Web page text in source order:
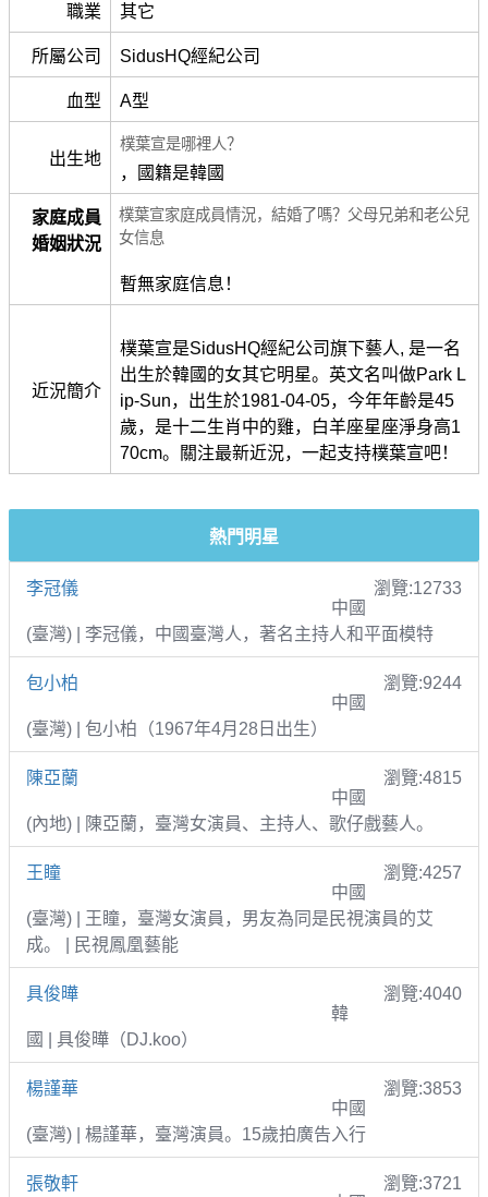
職業 其它
所屬公司 SidusHQ經紀公司
血型 A型
出生地
樸葉宣是哪裡人？
，國籍是韓國
家庭成員
婚姻狀況
樸葉宣家庭成員情況，結婚了嗎？父母兄弟和老公兒
女信息
暫無家庭信息！
近況簡介
樸葉宣是SidusHQ經紀公司旗下藝人, 是一名
出生於韓國的女其它明星。英文名叫做Park L
ip-Sun，出生於1981-04-05，今年年齡是45
歲，是十二生肖中的雞，白羊座星座淨身高1
70cm。關注最新近況，一起支持樸葉宣吧！
熱門明星
李冠儀
瀏覽:12733
中國
(臺灣) | 李冠儀，中國臺灣人，著名主持人和平面模特
包小柏
瀏覽:9244
中國
(臺灣) | 包小柏（1967年4月28日出生）
陳亞蘭
瀏覽:4815
中國
(內地) | 陳亞蘭，臺灣女演員、主持人、歌仔戲藝人。
王瞳
瀏覽:4257
中國
(臺灣) | 王瞳，臺灣女演員，男友為同是民視演員的艾
成。 | 民視鳳凰藝能
具俊曄
瀏覽:4040
韓
國 | 具俊曄（DJ.koo）
楊謹華
瀏覽:3853
中國
(臺灣) | 楊謹華，臺灣演員。15歲拍廣告入行
張敬軒
瀏覽:3721